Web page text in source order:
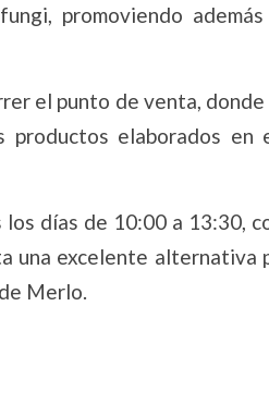
promoviendo además
el punto de venta,
productos elaborados en
días de 10:00 a 13:30,
una excelente alternativa
Merlo.